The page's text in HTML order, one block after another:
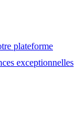
plateforme
exceptionnelles